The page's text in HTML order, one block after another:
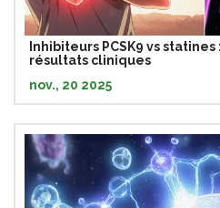
Inhibiteurs PCSK9 vs
résultats cliniques
nov., 20 2025